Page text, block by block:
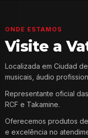
ONDE ESTAMOS
Visite a
Localizada em Ciudad
musicais, áudio
Representante oficial
RCF e Takamine.
Oferecemos produtos
e excelência no